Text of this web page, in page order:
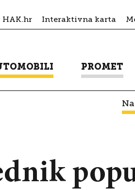
HAK.hr Interaktivna karta
PROMET